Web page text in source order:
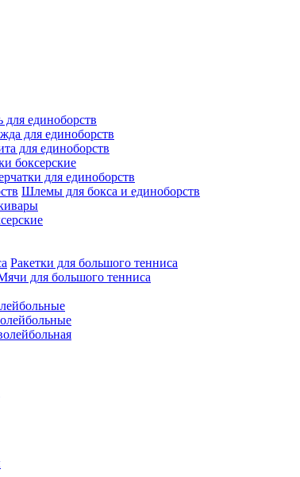
для единоборств
для единоборств
для единоборств
боксерские
для единоборств
Шлемы для бокса и единоборств
Ракетки для большого тенниса
для большого тенниса